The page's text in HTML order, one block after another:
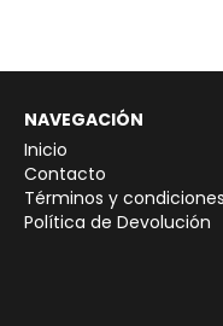
NAVEGACIÓN
Inicio
Contacto
Términos y condiciones
Política de Devolución